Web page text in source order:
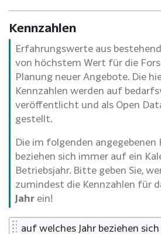
Kennzahlen
Erfahrungswerte aus
von höchstem Wert für die
Planung neuer Angebote. Die
Kennzahlen werden auf
veröffentlicht und als Open
gestellt.
Die im folgenden angegebenen
beziehen sich immer auf ein
Betriebsjahr. Bitte geben Sie,
zumindest die Kennzahlen für
Jahr ein!
auf welches Jahr beziehen sich